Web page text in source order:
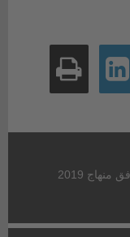
2019